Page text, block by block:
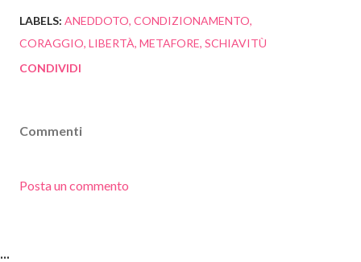
LABELS: ANEDDOTO CONDIZIONAMENTO
CORAGGIO LIBERTÀ METAFORE SCHIAVITÙ
CONDIVIDI
Commenti
Posta un commento
...